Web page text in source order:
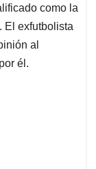
como la
El exfutbolista
al
él.